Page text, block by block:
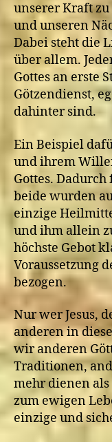
unserer Kraft
und unseren
Dabei steht die
über allem.
Gottes an erste
Götzendienst,
dahinter sind.
Ein Beispiel
und ihrem
Gottes.
beide wurden
einzige
und ihm allein
höchste Gebot
Voraussetzung
bezogen.
Nur wer Jesus,
anderen in
wir anderen
Traditionen,
mehr dienen
zum ewigen
einzige und